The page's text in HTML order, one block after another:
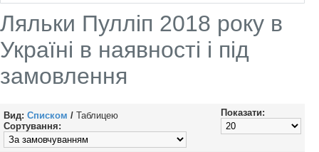
Ляльки Пулліп 2018 року в
Україні в наявності і під
замовлення
Вид: Списком / Таблицею
Показати:
Сортування: